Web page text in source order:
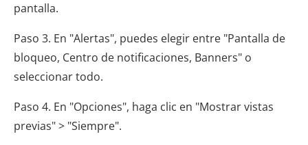
pantalla.
Paso 3. En "Alertas", puedes elegir entre "Pantalla de
bloqueo, Centro de notificaciones, Banners" o
seleccionar todo.
Paso 4. En "Opciones", haga clic en "Mostrar vistas
previas" > "Siempre".